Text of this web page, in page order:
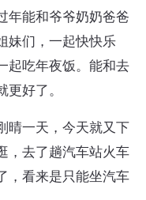
年能和爷爷奶奶爸爸
妹们，一起快快乐
起吃年夜饭。能和去
好了。
晴一天，今天就又下
，去了趟汽车站火车
，看来是只能坐汽车